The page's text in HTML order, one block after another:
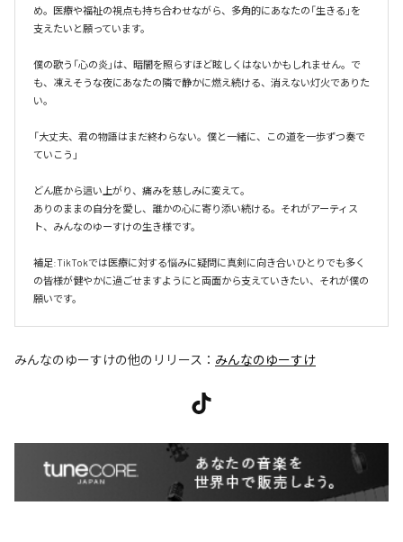
め。医療や福祉の視点も持ち合わせながら、多角的にあなたの「生きる」を
支えたいと願っています。
僕の歌う「心の炎」は、暗闇を照らすほど眩しくはないかもしれません。で
も、凍えそうな夜にあなたの隣で静かに燃え続ける、消えない灯火でありた
い。
「大丈夫、君の物語はまだ終わらない。僕と一緒に、この道を一歩ずつ奏で
ていこう」
どん底から這い上がり、痛みを慈しみに変えて。
ありのままの自分を愛し、誰かの心に寄り添い続ける。それがアーティス
ト、みんなのゆーすけの生き様です。
補足:TikTokでは医療に対する悩みに疑問に真剣に向き合いひとりでも多く
の皆様が健やかに過ごせますようにと両面から支えていきたい、それが僕の
願いです。
みんなのゆーすけの他のリリース： みんなのゆーすけ